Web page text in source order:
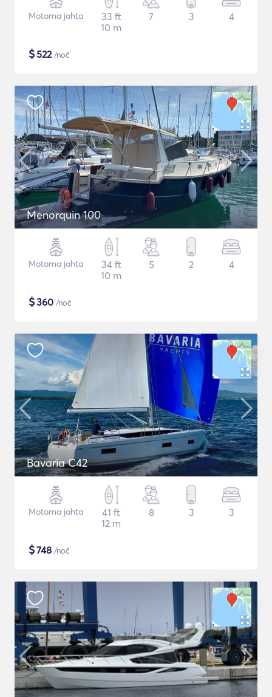
Motorna jahta
33 ft
10 m
7 3 4
$522/noč
Menorquin 100
Motorna jahta
34 ft
10 m
5 2 4
$360 /noč
Bavaria C42
Motorna jahta
41 ft
12 m
8 3 3
$748 /noč